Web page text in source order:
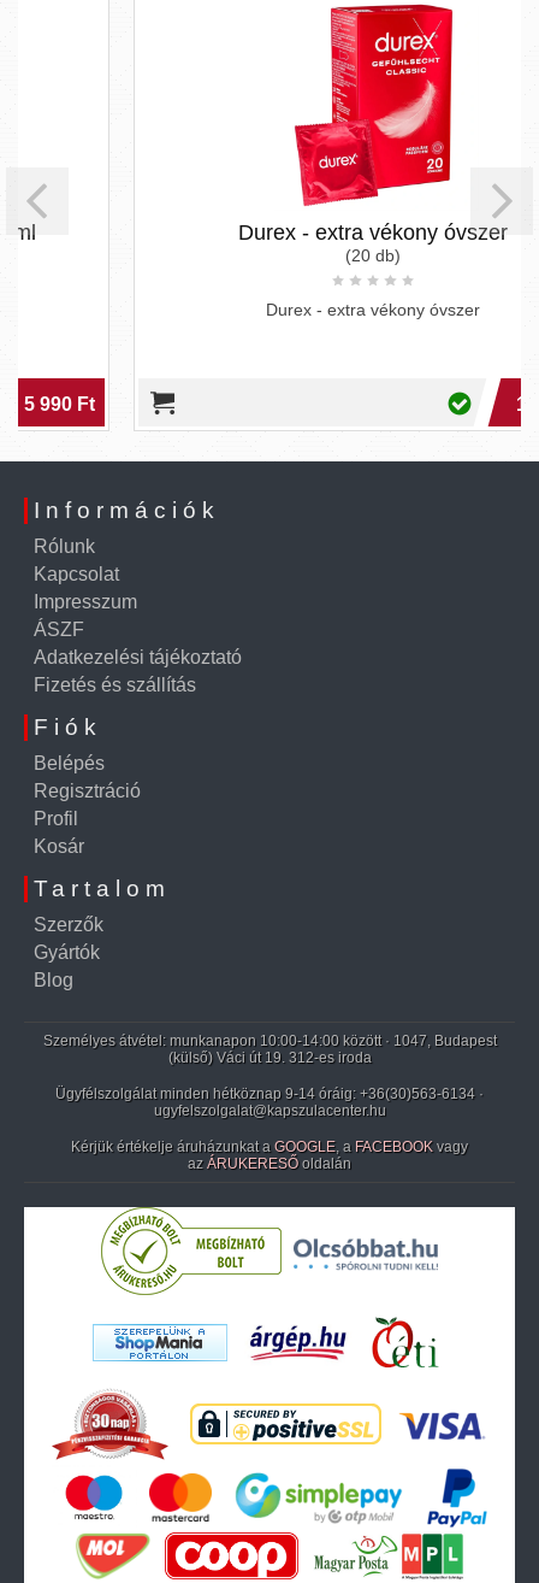
Durex - extra vékony óvszer
Durex - extra vékony óvszer
12 990 Ft
Információk
Rólunk
Kapcsolat
Impresszum
ÁSZF
Adatkezelési tájékoztató
Fizetés és szállítás
Fiók
Belépés
Regisztráció
Profil
Kosár
Tartalom
Szerzők
Gyártók
Blog
Személyes átvétel: munkanapon 10:00-14:00 között · 1047, Budapest
(külső) Váci út 19. 312-es iroda
Ügyfélszolgálat minden hétköznap 9-14 óráig: +36(30)563-6134 ·
ugyfelszolgalat@kapszulacenter.hu
Kérjük értékelje áruházunkat a GOOGLE, a FACEBOOK vagy
az ÁRUKERESŐ oldalán